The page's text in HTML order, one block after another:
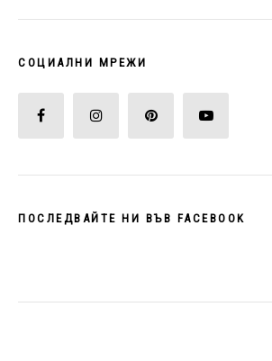
СОЦИАЛНИ МРЕЖИ
ПОСЛЕДВАЙТЕ НИ ВЪВ FACEBOOK